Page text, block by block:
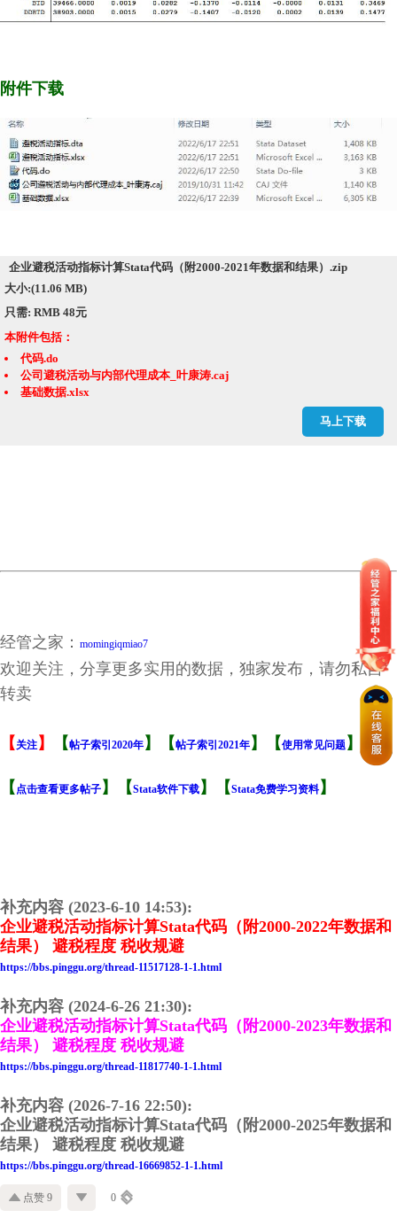
附件下载
企业避税活动指标计算Stata代码（附2000-2021年数据和结果）.zip
大小:(11.06 MB)
只需: RMB 48元
马上下载
本附件包括：
代码.do
公司避税活动与内部代理成本_叶康涛.caj
基础数据.xlsx
经管之家： momingiqmiao7
欢迎关注，分享更多实用的数据，独家发布，请勿私自
转卖
【 关注 】 【帖子索引2020年 】【帖子索引2021年 】【使用常见问题 】
【 点击查看更多帖子 】【Stata软件下载 】【Stata免费学习资料 】
补充内容 (2023-6-10 14:53):
企业避税活动指标计算Stata代码（附2000-2022年数据和
结果） 避税程度 税收规避
https://bbs.pinggu.org/thread-11517128-1-1.html
补充内容 (2024-6-26 21:30):
企业避税活动指标计算Stata代码（附2000-2023年数据和
结果） 避税程度 税收规避
https://bbs.pinggu.org/thread-11817740-1-1.html
补充内容 (2026-7-16 22:50):
企业避税活动指标计算Stata代码（附2000-2025年数据和
结果） 避税程度 税收规避
https://bbs.pinggu.org/thread-16669852-1-1.html
点赞 9 0